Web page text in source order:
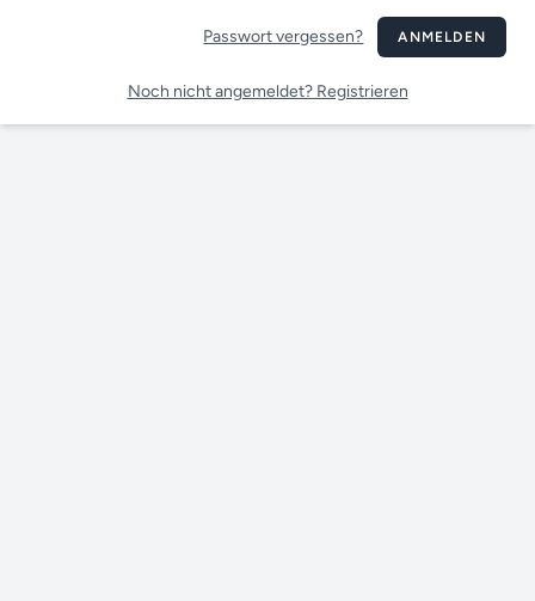
Passwort vergessen? ANMELDEN
Noch nicht angemeldet? Registrieren